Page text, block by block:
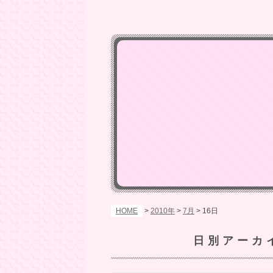
HOME > 2010年 > 7月 > 16日
日別アー